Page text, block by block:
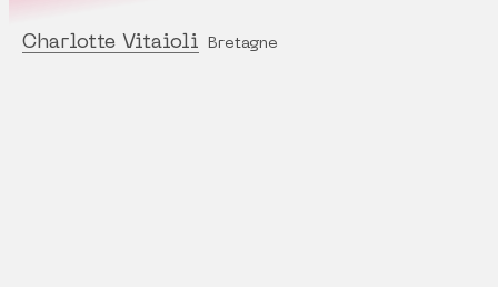
Charlotte Vitaioli Bretagne